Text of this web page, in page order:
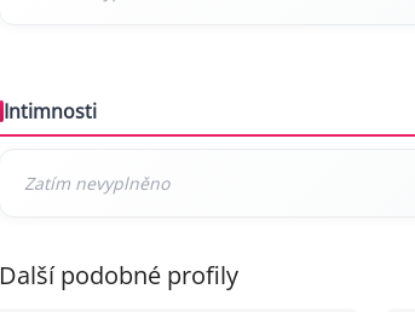
Intimnosti
Další podobné profily